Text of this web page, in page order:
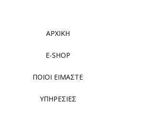
ΑΡΧΙΚΗ
E-SHOP
ΠΟΙΟΙ ΕΙΜΑΣΤΕ
ΥΠΗΡΕΣΙΕΣ